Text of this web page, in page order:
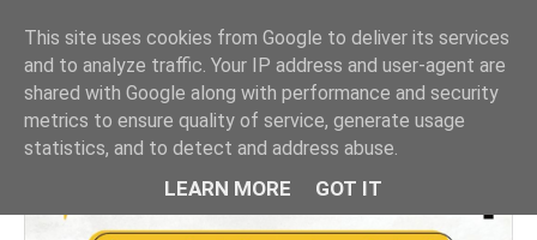
This site uses cookies from Google to deliver its services
and to analyze traffic. Your IP address and user-agent are
shared with Google along with performance and security
metrics to ensure quality of service, generate usage
statistics, and to detect and address abuse.
LEARN MORE GOT IT